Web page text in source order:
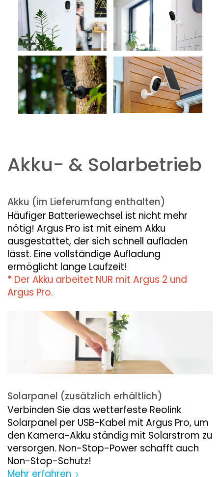
Akku- & Solarbetrieb
Akku (im Lieferumfang enthalten)
Häufiger Batteriewechsel ist nicht mehr
nötig! Argus Pro ist mit einem Akku
ausgestattet, der sich schnell aufladen
lässt. Eine vollständige Aufladung
ermöglicht lange Laufzeit!
* Der Akku arbeitet NUR mit Argus 2 und
Argus Pro.
Solarpanel (zusätzlich erhältlich)
Verbinden Sie das wetterfeste Reolink
Solarpanel per USB-Kabel mit Argus Pro, um
den Kamera-Akku ständig mit Solarstrom zu
versorgen. Non-Stop-Power schafft auch
Non-Stop-Schutz!
Mehr erfahren